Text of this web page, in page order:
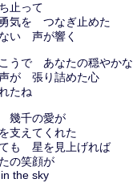
止って
気を つなぎ止めた
い 声が響く
うで あなたの穏やかな
が 張り詰めた心
たね
幾千の愛が
支えてくれた
も 星を見上げれば
の笑顔が
in the sky